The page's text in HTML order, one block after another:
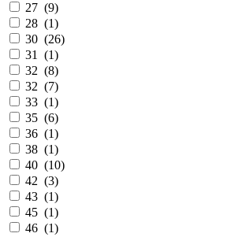
27 (9)
28 (1)
30 (26)
31 (1)
32 (8)
32 (7)
33 (1)
35 (6)
36 (1)
38 (1)
40 (10)
42 (3)
43 (1)
45 (1)
46 (1)